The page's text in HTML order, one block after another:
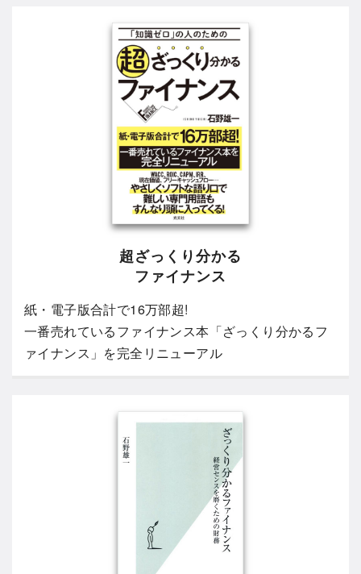
超ざっくり分かる
ファイナンス
紙・電子版合計で16万部超!
一番売れているファイナンス本「ざっくり分かるフ
ァイナンス」を完全リニューアル